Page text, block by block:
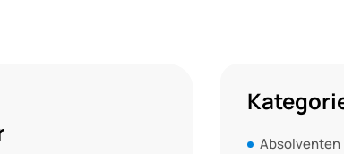
Absolventen